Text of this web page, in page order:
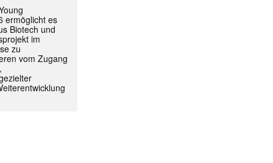
ermöglicht es
Biotech und
im
zu
vom Zugang